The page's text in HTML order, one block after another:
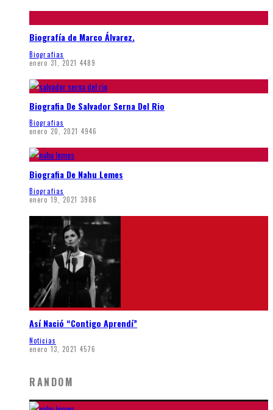
Biografía de Marco Álvarez.
Biografias
enero 31, 2021 4489
Biografia De Salvador Serna Del Rio
Biografias
enero 20, 2021 4946
Biografia De Nahu Lemes
Biografias
enero 19, 2021 3986
Así Nació “Contigo Aprendí”
Noticias
enero 13, 2021 4576
RANDOM